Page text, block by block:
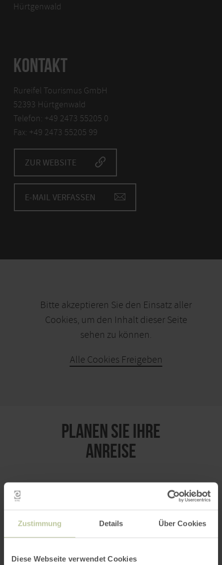
Zustimmung Details Über Cookies
Diese Webseite verwendet Cookies
Hürtgenwald
KONTAKT
Rureifel Tourismus GmbH
52393 Hürtgenwald
Telefon: +49 2473 55205 0
Fax: +49 2473 55205 99
ZUR WEBSITE
E-MAIL VERFASSEN
Bitte akzeptieren Sie den Einsatz aller
Cookies, um den Inhalt dieser Seite
sehen zu können.
Alle Cookies Freigeben
PLANEN SIE IHRE
ANREISE
per Google Maps
Anfahrt von: